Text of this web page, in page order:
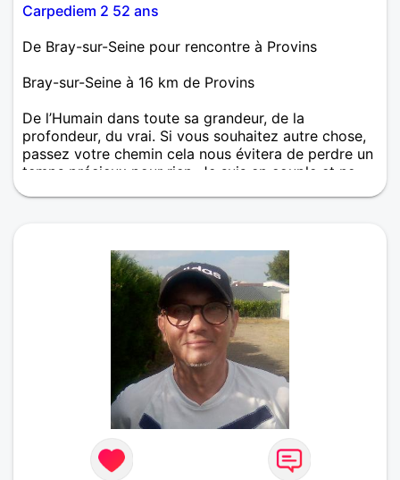
Carpediem 2 52 ans
De Bray-sur-Seine pour rencontre à Provins
Bray-sur-Seine à 16 km de Provins
De l’Humain dans toute sa grandeur, de la
profondeur, du vrai. Si vous souhaitez autre chose,
passez votre chemin cela nous évitera de perdre un
temps précieux pour rien. Je suis en couple et ne